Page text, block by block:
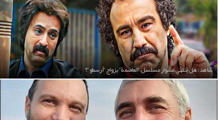
شاهد: هل ينتهي مشوار مسلسل "العاصمة" بزواج "أرسطو"؟